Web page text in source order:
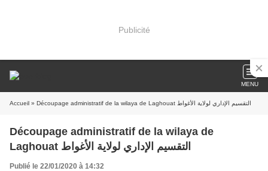
Publicité
MENU
Accueil » Découpage administratif de la wilaya de Laghouat التقسيم الإداري لولاية الأغواط
Découpage administratif de la wilaya de
Laghouat التقسيم الإداري لولاية الأغواط
Publié le 22/01/2020 à 14:32